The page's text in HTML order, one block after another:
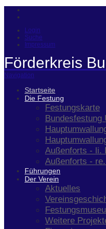
Login
Suche
Impressum
Förderkreis
Navigation
Startseite
Die Festung
Festungskarte
Bundesfestung
Außenforts - li.
Außenforts -
Führungen
Der Verein
Aktuelles
Weitere